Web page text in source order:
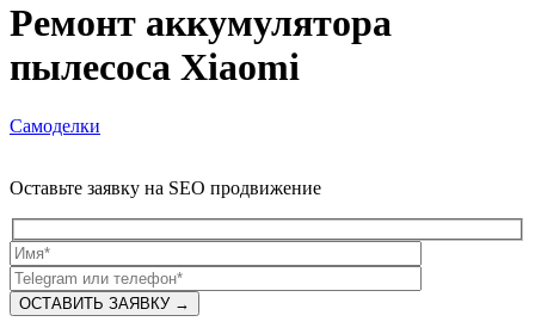
Ремонт аккумулятора
пылесоса Xiaomi
Самоделки
Оставьте заявку на SEO продвижение